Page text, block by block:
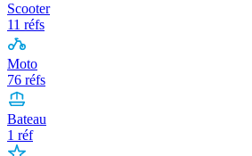
Scooter
11 réfs
Moto
76 réfs
Bateau
1 réf